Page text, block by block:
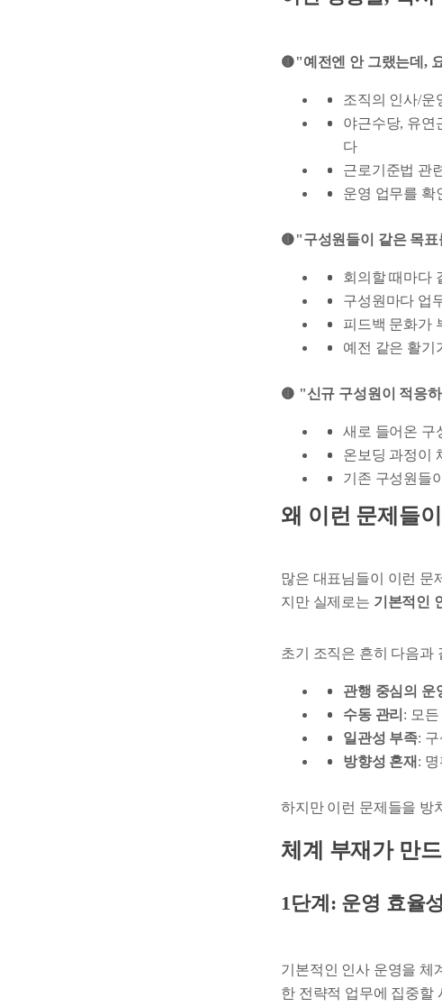
🟡"예전엔 안 그랬는데,
조직의 인사/운
야근수당, 유연
다
근로기준법 관
운영 업무를 확
🟡"구성원들이 같은 목
회의할 때마다
구성원마다 업
피드백 문화가
예전 같은 활기
🟡 "신규 구성원이 적응
새로 들어온 구
온보딩 과정이
기존 구성원들
왜 이런 문제들
많은 대표님들이 이런 문
지만 실제로는 기본적인
초기 조직은 흔히 다음과
관행 중심의 운
수동 관리 : 모
일관성 부족:
방향성 혼재 :
하지만 이런 문제들을 방
체계 부재가 만
1단계: 운영 효율
기본적인 인사 운영을 체
한 전략적 업무에 집중할